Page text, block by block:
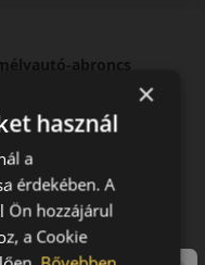
abroncs
amelyet
fejlesztettek.
tapadást biztosít
×
használ
a
érdekében. A
Ön hozzájárul
a Cookie